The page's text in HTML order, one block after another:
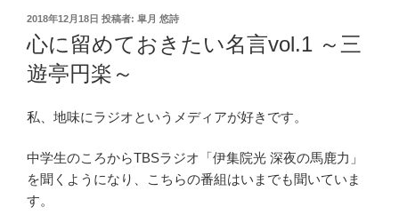
投
稿
日:
2018年12月18日 投稿者: 皐月 悠詩
心に留めておきたい名言vol.1 ～三
遊亭円楽～
私、地味にラジオというメディアが好きです。
中学生のころからTBSラジオ「伊集院光 深夜の馬鹿力」
を聞くようになり、こちらの番組はいまでも聞いていま
す。